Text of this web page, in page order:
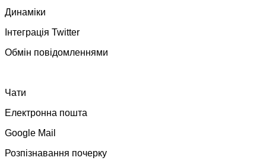
Динаміки
Інтеграція Twitter
Обмін повідомленнями
Чати
Електронна пошта
Google Mail
Розпізнавання почерку